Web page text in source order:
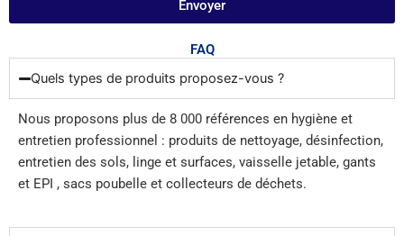
Envoyer
FAQ
Quels types de produits proposez-vous ?
Nous proposons plus de 8 000 références en hygiène et
entretien professionnel : produits de nettoyage, désinfection,
entretien des sols, linge et surfaces, vaisselle jetable, gants
et EPI , sacs poubelle et collecteurs de déchets.